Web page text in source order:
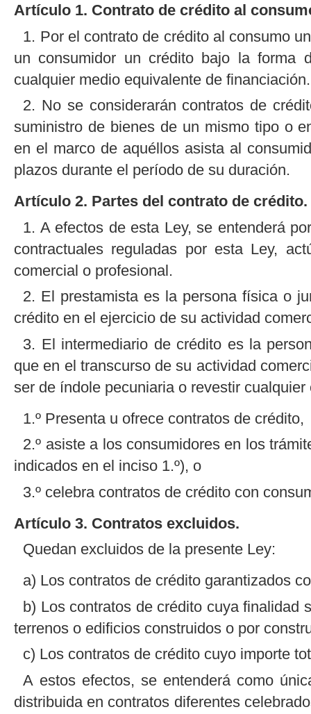
Artículo 1. Contrato de crédito al
1. Por el contrato de crédito al consumo
un consumidor un crédito bajo la forma
cualquier medio equivalente de financiación.
2. No se considerarán contratos de
suministro de bienes de un mismo tipo o
en el marco de aquéllos asista al
plazos durante el período de su duración.
Artículo 2. Partes del contrato de crédito.
1. A efectos de esta Ley, se entenderá
contractuales reguladas por esta Ley,
comercial o profesional.
2. El prestamista es la persona física o
crédito en el ejercicio de su actividad
3. El intermediario de crédito es la
que en el transcurso de su actividad
ser de índole pecuniaria o revestir
1.º Presenta u ofrece contratos de crédito,
2.º asiste a los consumidores en los
indicados en el inciso 1.º), o
3.º celebra contratos de crédito con
Artículo 3. Contratos excluidos.
Quedan excluidos de la presente Ley:
a) Los contratos de crédito garantizados
b) Los contratos de crédito cuya finalidad
terrenos o edificios construidos o por
c) Los contratos de crédito cuyo importe
A estos efectos, se entenderá como
distribuida en contratos diferentes